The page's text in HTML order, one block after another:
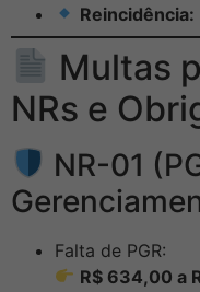
Reincidência:
Multas
NRs e
NR-01
Falta de PGR:
R$ 634,00 a